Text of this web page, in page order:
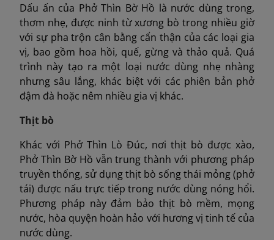
Dấu ấn của Phở Thìn Bờ Hồ là nước dùng trong,
thơm nhẹ, được ninh từ xương bò trong nhiều giờ
với sự pha trộn cân bằng cẩn thận của các loại gia
vị, bao gồm hoa hồi, quế, gừng và thảo quả. Quá
trình này tạo ra một loại nước dùng nhẹ nhàng
nhưng sâu lắng, khác biệt với các phiên bản phở
đậm đà hoặc nêm nhiều gia vị khác.
Thịt bò
Khác với Phở Thìn Lò Đúc, nơi thịt bò được xào,
Phở Thìn Bờ Hồ vẫn trung thành với phương pháp
truyền thống, sử dụng thịt bò sống thái mỏng (phở
tái) được nấu trực tiếp trong nước dùng nóng hổi.
Phương pháp này đảm bảo thịt bò mềm, mọng
nước, hòa quyện hoàn hảo với hương vị tinh tế của
nước dùng.